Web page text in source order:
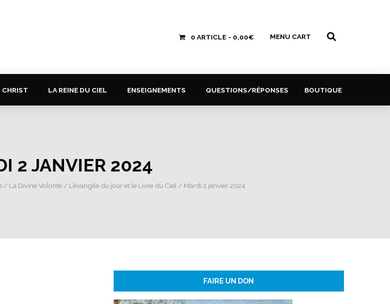
0 ARTICLE 0,00€ MENU CART
CHRIST LA REINE DU CIEL ENSEIGNEMENTS QUESTIONS/RÉPONSES BOUTIQUE
2 JANVIER 2024
/ La Divine Volonté/ L’évangile du jour et le Livre du Ciel / Mardi 2 janvier 2024
FAIRE UN DON